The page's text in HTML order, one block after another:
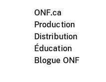
ONF.ca
Production
Distribution
Éducation
Blogue ONF